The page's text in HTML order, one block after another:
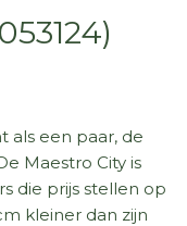
als een paar, de
Maestro City is
die prijs stellen op
kleiner dan zijn